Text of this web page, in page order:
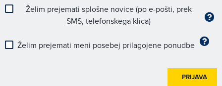
Želim prejemati splošne novice (po e-pošti, prek
SMS, telefonskega klica)
Želim prejemati meni posebej prilagojene ponudbe
PRIJAVA